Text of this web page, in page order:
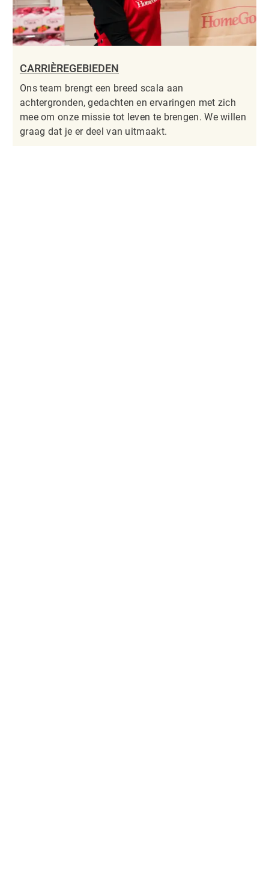
CARRIÈREGEBIEDEN
Ons team brengt een breed scala aan
achtergronden, gedachten en ervaringen met zich
mee om onze missie tot leven te brengen. We willen
graag dat je er deel van uitmaakt.